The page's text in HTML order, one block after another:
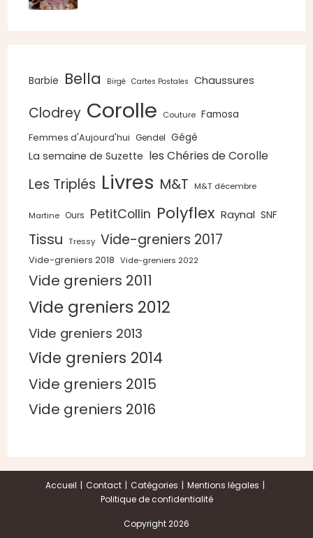
Barbie Bella Birgé Cartes Postales Chaussures
Clodrey Corolle Couture Famosa
Femmes d'Aujourd'hui Gendel Gégé
La semaine de Suzette les Chéries de Corolle
Les Triplés Livres M&T M&T décembre
Martine Ours PetitCollin Polyflex Raynal SNF
Tissu Tressy Vide-greniers 2017
Vide-greniers 2018 Vide-greniers 2022
Vide greniers 2011
Vide greniers 2012
Vide greniers 2013
Vide greniers 2014
Vide greniers 2015
Vide greniers 2016
Accueil Contact Catégories
Mentions légales
Politique de confidentialité
Copyright 2026